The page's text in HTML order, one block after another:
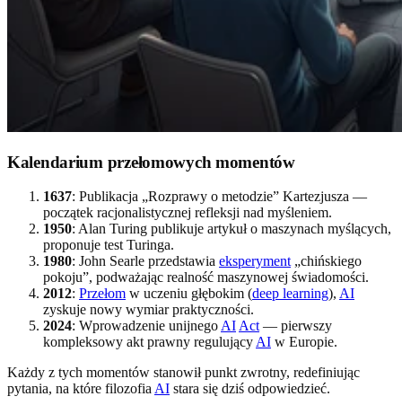
Kalendarium przełomowych momentów
1637: Publikacja „Rozprawy o metodzie” Kartezjusza —
początek racjonalistycznej refleksji nad myśleniem.
1950: Alan Turing publikuje artykuł o maszynach myślących,
proponuje test Turinga.
1980: John Searle przedstawia eksperyment „chińskiego
pokoju”, podważając realność maszynowej świadomości.
2012: Przełom w uczeniu głębokim (deep learning), AI
zyskuje nowy wymiar praktyczności.
2024: Wprowadzenie unijnego AI Act — pierwszy
kompleksowy akt prawny regulujący AI w Europie.
Każdy z tych momentów stanowił punkt zwrotny, redefiniując
pytania, na które filozofia AI stara się dziś odpowiedzieć.